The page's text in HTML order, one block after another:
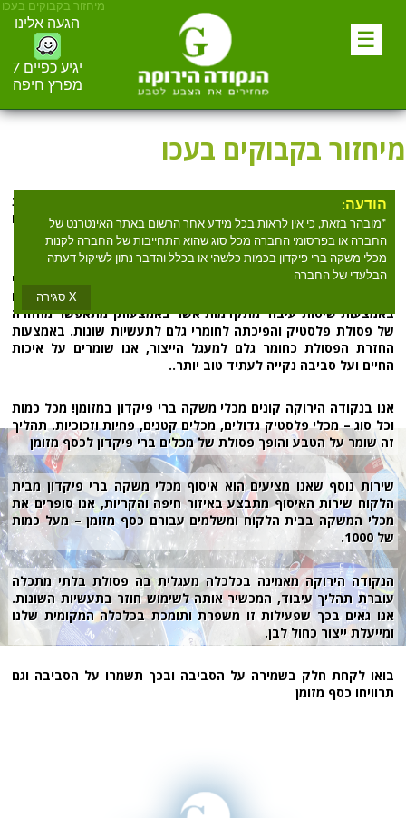
מיחזור בקבוקים בעכו
☰
הודעה:
*מובהר בזאת, כי אין לראות בכל מידע אחר הרשום באתר האינטרנט של
החברה או בפרסומי החברה מכל סוג שהוא התחייבות של החברה לקנות
מכלי משקה ברי פיקדון בכמות כלשהי או בכלל והדבר נתון לשיקול דעתה
הבלעדי של החברה
X סגירה
הגעה אלינו
יגיע כפיים 7
מפרץ חיפה
מיחזור בקבוקים בעכו
מחפשים
? הנקודה הירוקה מספקת שירות
מיחזור בקבוקים בעכולמעלה מעשרים שנים. הנקודה הירוקה אוספים
וממיינים מכלים ברי פקדון, פלסטיק, זכוכית ופח.
הנקודה הירוקה הינה ארגון מחזור אשר חרט על דגלו את ערכי
השמירה על הטבע באמצעות תהליכי מחזור. תהליך המחזור מיושם
באמצעות שיטות עיבוד מתקדמות אשר באמצעותן מתאפשר מחזורה
של פסולת פלסטיק והפיכתה לחומרי גלם לתעשיות שונות. באמצעות
החזרת הפסולת כחומר גלם למעגל הייצור, אנו שומרים על איכות
החיים ועל סביבה נקייה לעתיד טוב יותר..
אנו בנקודה הירוקה קונים מכלי משקה ברי פיקדון במזומן! מכל כמות
וכל סוג – מכלי פלסטיק גדולים, מכלים קטנים, פחיות וזכוכיות. תהליך
זה שומר על הטבע והופך פסולת של מכלים ברי פיקדון לכסף מזומן
שירות נוסף שאנו מציעים הוא איסוף מכלי משקה ברי פיקדון מבית
הלקוח שירות האיסוף מתבצע באיזור חיפה והקריות, אנו סופרים את
מכלי המשקה בבית הלקוח ומשלמים עבורם כסף מזומן – מעל כמות
של 1000.
הנקודה הירוקה מאמינה בכלכלה מעגלית בה פסולת בלתי מתכלה
עוברת תהליך עיבוד, המכשיר אותה לשימוש חוזר בתעשיות השונות.
אנו גאים בכך שפעילות זו משפרת ותומכת בכלכלה המקומית שלנו
ומייעלת ייצור כחול לבן.
בואו לקחת חלק בשמירה על הסביבה ובכך תשמרו על הסביבה וגם
תרוויחו כסף מזומן